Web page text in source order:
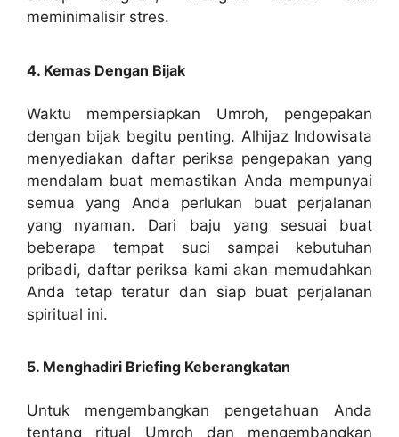
meminimalisir stres.
4. Kemas Dengan Bijak
Waktu mempersiapkan Umroh, pengepakan
dengan bijak begitu penting. Alhijaz Indowisata
menyediakan daftar periksa pengepakan yang
mendalam buat memastikan Anda mempunyai
semua yang Anda perlukan buat perjalanan
yang nyaman. Dari baju yang sesuai buat
beberapa tempat suci sampai kebutuhan
pribadi, daftar periksa kami akan memudahkan
Anda tetap teratur dan siap buat perjalanan
spiritual ini.
5. Menghadiri Briefing Keberangkatan
Untuk mengembangkan pengetahuan Anda
tentang ritual Umroh dan mengembangkan